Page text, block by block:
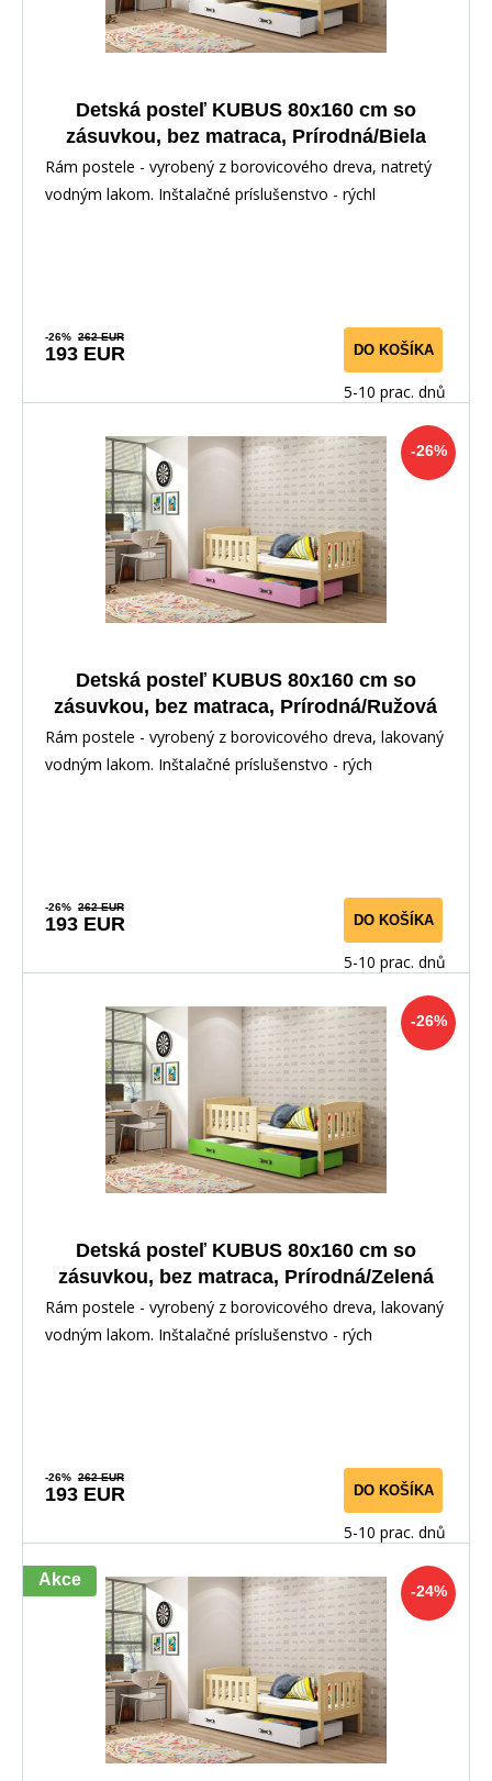
Detská posteľ KUBUS 80x160 cm so
zásuvkou, bez matraca, Prírodná/Biela
Rám postele - vyrobený z borovicového dreva, natretý
vodným lakom. Inštalačné príslušenstvo - rýchl
-26% 262 EUR
193 EUR DO KOŠÍKA
5-10 prac. dnů
-26%
Detská posteľ KUBUS 80x160 cm so
zásuvkou, bez matraca, Prírodná/Ružová
Rám postele - vyrobený z borovicového dreva, lakovaný
vodným lakom. Inštalačné príslušenstvo - rých
-26% 262 EUR
193 EUR DO KOŠÍKA
5-10 prac. dnů
-26%
Detská posteľ KUBUS 80x160 cm so
zásuvkou, bez matraca, Prírodná/Zelená
Rám postele - vyrobený z borovicového dreva, lakovaný
vodným lakom. Inštalačné príslušenstvo - rých
-26% 262 EUR
193 EUR DO KOŠÍKA
5-10 prac. dnů
-24%
Akce